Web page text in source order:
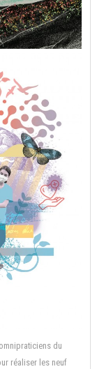
du
réaliser les neuf